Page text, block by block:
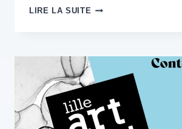
LIRE LA SUITE GALERIE
PARIS
–
DU
MAI
AU